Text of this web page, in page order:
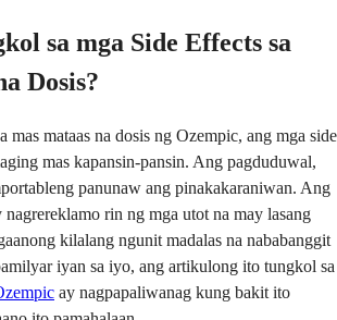
sa mga Side Effects sa
Dosis?
mas mataas na dosis ng Ozempic, ang mga side
mas kapansin-pansin. Ang pagduduwal,
panunaw ang pinakakaraniwan. Ang
nagrereklamo rin ng mga utot na may lasang
kilalang ngunit madalas na nababanggit
iyan sa iyo, ang artikulong ito tungkol sa
ay nagpapaliwanag kung bakit ito